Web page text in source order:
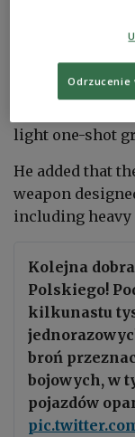
Błaszczak said
news for the
light one-shot
He added that
weapon
including heavy
Kolejna
Polskiego!
kilkunastu
broń
bojowych, w
pojazdów
Odrzucenie